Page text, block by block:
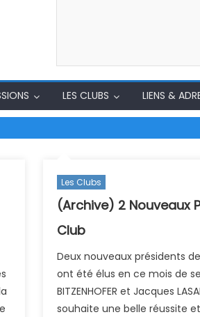
LES CLUBS LIENS &
Les Clubs
(Archive) 2 Nouveaux
Club
Deux nouveaux présidents
ont été élus en ce mois de
BITZENHOFER et Jacques
souhaite une belle réussite